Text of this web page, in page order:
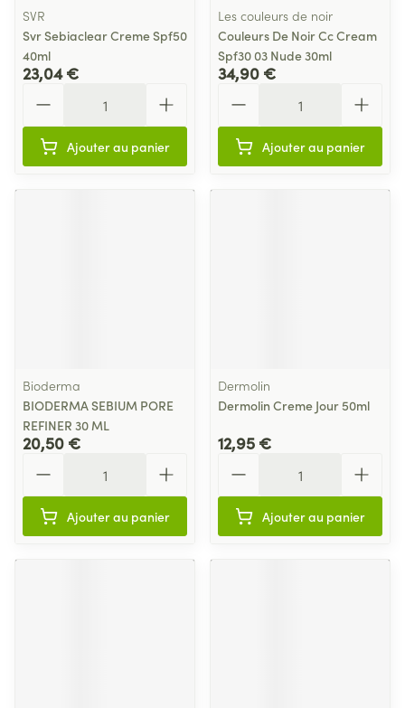
SVR
Svr Sebiaclear Creme Spf50
40ml
23,04 €
Ajouter au panier
Les couleurs de noir
Couleurs De Noir Cc Cream
Spf30 03 Nude 30ml
34,90 €
Ajouter au panier
Bioderma
BIODERMA SEBIUM PORE
REFINER 30 ML
20,50 €
Ajouter au panier
Dermolin
Dermolin Creme Jour 50ml
12,95 €
Ajouter au panier